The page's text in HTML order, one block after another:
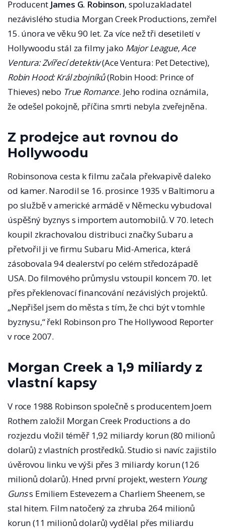
Producent James G. Robinson, spoluzakladatel
nezávislého studia Morgan Creek Productions, zemřel
15. února ve věku 90 let. Za více než tři desetiletí v
Hollywoodu stál za filmy jako Major League,Ace
Ventura: Zvířecí detektiv(Ace Ventura: Pet Detective),
Robin Hood: Král zbojníků(Robin Hood: Prince of
Thieves) nebo True Romance. Jeho rodina oznámila,
že odešel pokojně, příčina smrti nebyla zveřejněna.
Z prodejce aut rovnou do
Hollywoodu
Robinsonova cesta k filmu začala překvapivě daleko
od kamer. Narodil se 16. prosince 1935 v Baltimoru a
po službě v americké armádě v Německu vybudoval
úspěšný byznys s importem automobilů. V 70. letech
koupil zkrachovalou distribuci značky Subaru a
přetvořil ji ve firmu Subaru Mid-America, která
zásobovala 94 dealerství po celém středozápadě
USA. Do filmového průmyslu vstoupil koncem 70. let
přes překlenovací financování nezávislých projektů.
„Nepřišel jsem do města s tím, že chci být v tomhle
byznysu,“ řekl Robinson pro The Hollywood Reporter
v roce 2007.
Morgan Creek a 1,9 miliardy z
vlastní kapsy
V roce 1988 Robinson společně s producentem Joem
Rothem založil Morgan Creek Productions a do
rozjezdu vložil téměř 1,92 miliardy korun (80 milionů
dolarů) z vlastních prostředků. Studio si navíc zajistilo
úvěrovou linku ve výši přes 3 miliardy korun (126
milionů dolarů). Hned první projekt, western Young
Gunss Emiliem Estevezem a Charliem Sheenem, se
stal hitem. Film natočený za zhruba 264 milionů
korun (11 milionů dolarů) vydělal přes miliardu